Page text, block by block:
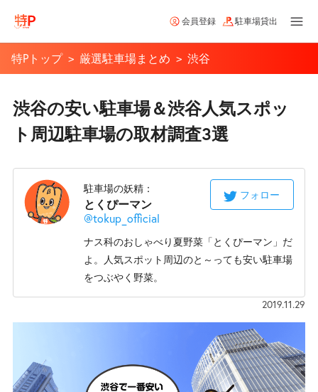
会員登録 駐車場貸出
特Pトップ 厳選駐車場まとめ 渋谷
渋谷の安い駐車場＆渋谷人気スポッ
ト周辺駐車場の取材調査3選
駐車場の妖精：
とくぴーマン
@tokup_official
フォロー
ナス科のおしゃべり夏野菜「とくぴーマン」だ
よ。 人気スポット周辺のと～っても安い駐車場
をつぶやく野菜。
2019.11.29